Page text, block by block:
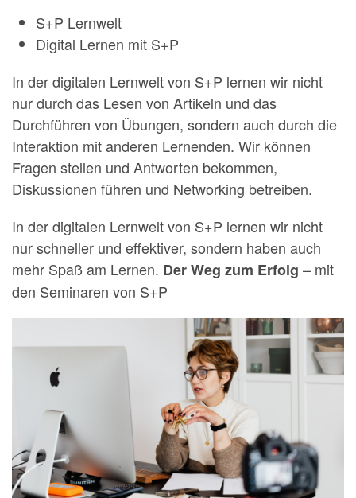
S+P Lernwelt
Digital Lernen mit S+P
In der digitalen Lernwelt von S+P lernen wir nicht
nur durch das Lesen von Artikeln und das
Durchführen von Übungen, sondern auch durch die
Interaktion mit anderen Lernenden. Wir können
Fragen stellen und Antworten bekommen,
Diskussionen führen und Networking betreiben.
In der digitalen Lernwelt von S+P lernen wir nicht
nur schneller und effektiver, sondern haben auch
mehr Spaß am Lernen. Der Weg zum Erfolg – mit
den Seminaren von S+P